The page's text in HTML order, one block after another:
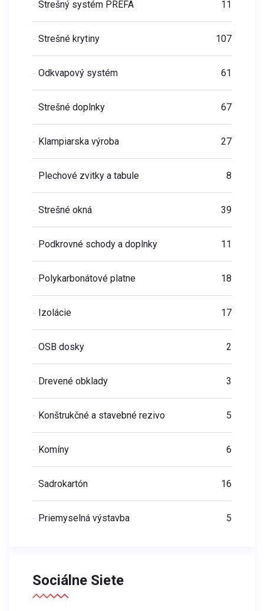
Strešný systém PREFA 11
Strešné krytiny 107
Odkvapový systém 61
Strešné doplnky 67
Klampiarska výroba 27
Plechové zvitky a tabule 8
Strešné okná 39
Podkrovné schody a doplnky 11
Polykarbonátové platne 18
Izolácie 17
OSB dosky 2
Drevené obklady 3
Konštrukčné a stavebné rezivo 5
Komíny 6
Sadrokartón 16
Priemyselná výstavba 5
Sociálne Siete